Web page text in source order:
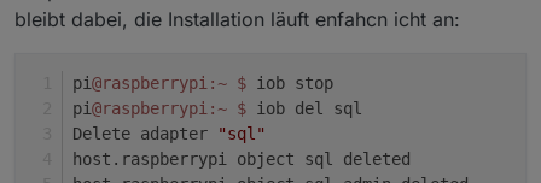
Da musste vermutlich nochmal Hand anlegen .
bleibt dabei, die Installation läuft enfahcn icht an:
pi@raspberrypi :~ $
iob stop
pi@raspberrypi :~ $
iob del sql
Delete adapter
"sql"
host.raspberrypi object sql deleted